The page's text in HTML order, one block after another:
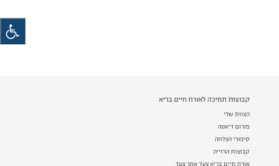
קבוצות תמיכה לאורח חיים בריא
הצוות שלי
פורום דיאטה
סיפורי הצלחה
קבוצות הרזייה